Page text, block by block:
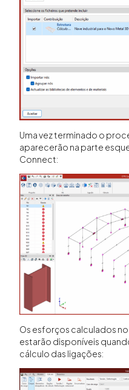
Uma vez terminado o
aparecerão na parte
Connect:
Os esforços calculados no
estarão disponíveis
cálculo das ligações: